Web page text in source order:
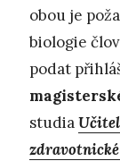
obou je
biologie
podat
studia